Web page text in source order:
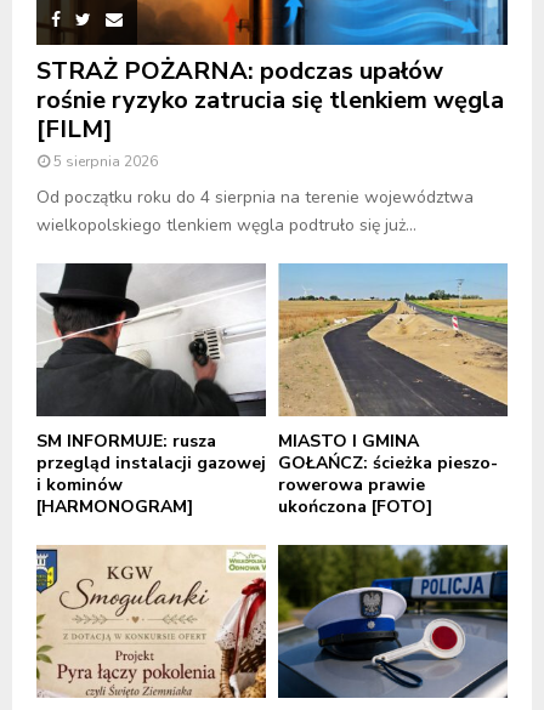
STRAŻ POŻARNA: podczas upałów
rośnie ryzyko zatrucia się tlenkiem węgla
[FILM]
5 sierpnia 2026
Od początku roku do 4 sierpnia na terenie województwa
wielkopolskiego tlenkiem węgla podtruło się już...
SM INFORMUJE: rusza
przegląd instalacji gazowej
i kominów
[HARMONOGRAM]
MIASTO I GMINA
GOŁAŃCZ: ścieżka pieszo-
rowerowa prawie
ukończona [FOTO]